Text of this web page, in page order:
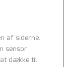
af siderne.
sensor
dække til